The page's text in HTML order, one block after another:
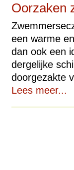
Oorzaken
een warme
dan ook een
dergelijke
doorgezakte
Lees meer...